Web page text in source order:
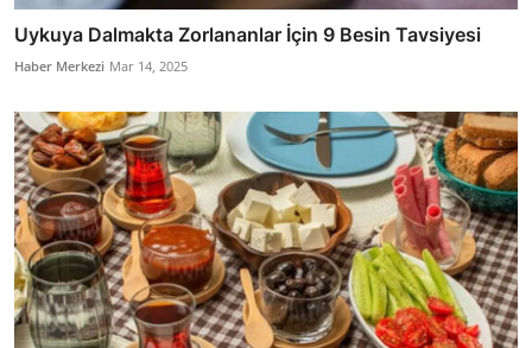
Uykuya Dalmakta Zorlananlar İçin 9 Besin Tavsiyesi
Haber Merkezi Mar 14, 2025